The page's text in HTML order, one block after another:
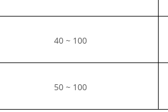
40 ~ 100
50 ~ 100